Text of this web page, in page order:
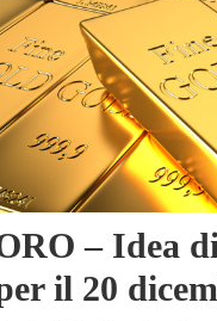
– Idea
il 20